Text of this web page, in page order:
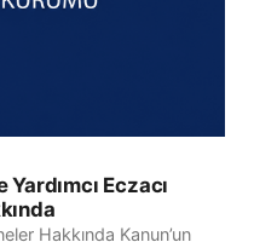
Eczacı
Hakkında Kanun’un